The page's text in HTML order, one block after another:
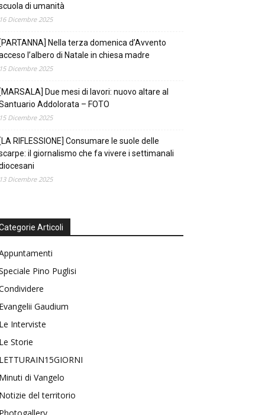
di umanità
Dicembre 2025
Nella terza domenica d’Avvento
l’albero di Natale in chiesa madre
Dicembre 2025
Due mesi di lavori: nuovo altare al
Addolorata – FOTO
Dicembre 2025
RIFLESSIONE] Consumare le suole delle
il giornalismo che fa vivere i settimanali
Dicembre 2025
Articoli
Pino Puglisi
Gaudium
Interviste
Storie
di Vangelo
del territorio